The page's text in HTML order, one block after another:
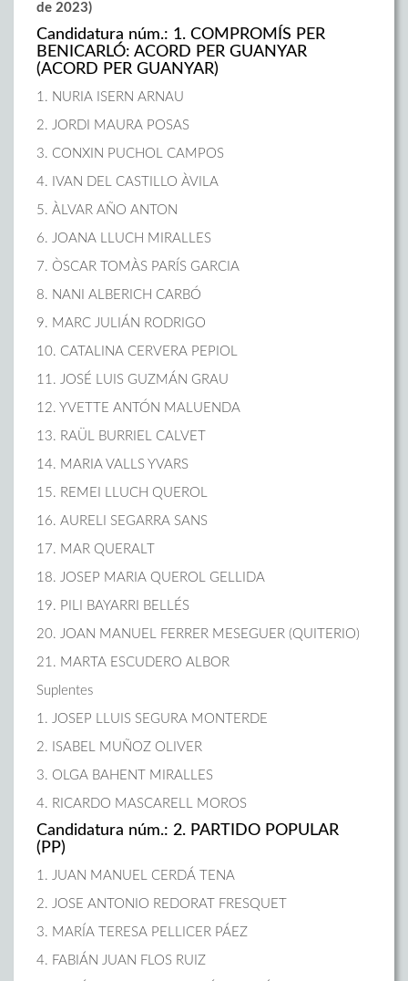
de 2023)
Candidatura núm.: 1. COMPROMÍS PER
BENICARLÓ: ACORD PER GUANYAR
(ACORD PER GUANYAR)
1. NURIA ISERN ARNAU
2. JORDI MAURA POSAS
3. CONXIN PUCHOL CAMPOS
4. IVAN DEL CASTILLO ÀVILA
5. ÀLVAR AÑO ANTON
6. JOANA LLUCH MIRALLES
7. ÒSCAR TOMÀS PARÍS GARCIA
8. NANI ALBERICH CARBÓ
9. MARC JULIÁN RODRIGO
10. CATALINA CERVERA PEPIOL
11. JOSÉ LUIS GUZMÁN GRAU
12. YVETTE ANTÓN MALUENDA
13. RAÜL BURRIEL CALVET
14. MARIA VALLS YVARS
15. REMEI LLUCH QUEROL
16. AURELI SEGARRA SANS
17. MAR QUERALT
18. JOSEP MARIA QUEROL GELLIDA
19. PILI BAYARRI BELLÉS
20. JOAN MANUEL FERRER MESEGUER (QUITERIO)
21. MARTA ESCUDERO ALBOR
Suplentes
1. JOSEP LLUIS SEGURA MONTERDE
2. ISABEL MUÑOZ OLIVER
3. OLGA BAHENT MIRALLES
4. RICARDO MASCARELL MOROS
Candidatura núm.: 2. PARTIDO POPULAR
(PP)
1. JUAN MANUEL CERDÁ TENA
2. JOSE ANTONIO REDORAT FRESQUET
3. MARÍA TERESA PELLICER PÁEZ
4. FABIÁN JUAN FLOS RUIZ